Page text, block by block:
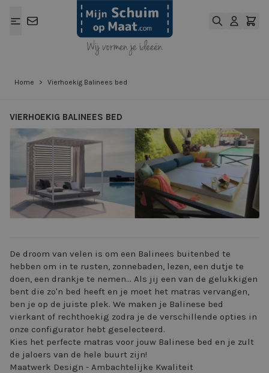
Home > Vierhoekig Balinees bed
VIERHOEKIG BALINEES BED
View larger image View larger
De droom van velen is om een Balinees buitenbed te
hebben om in te rusten, zonnebaden, lezen, een dutje te
doen, een drankje te nemen... Als jij een van de gelukkigen
bent die zo'n bed heeft en je moet het matras vervangen,
ben je op de juiste plek. We maken je Balinese bed
vierkant of rechthoekig zodra je de verschillende opties in
onze configurator hebt geselecteerd.
Kies het perfecte matras voor jouw Balinese bed en je zult
de jaloers van de hele buurt zijn!
Maatwerk Design - Ambachtelijke Kwaliteit